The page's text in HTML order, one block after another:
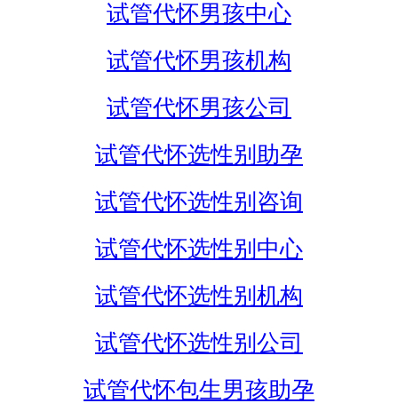
试管代怀男孩中心
试管代怀男孩机构
试管代怀男孩公司
试管代怀选性别助孕
试管代怀选性别咨询
试管代怀选性别中心
试管代怀选性别机构
试管代怀选性别公司
试管代怀包生男孩助孕